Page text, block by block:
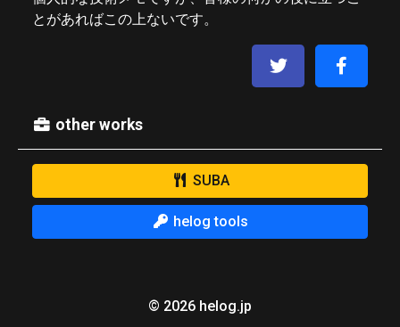
とがあればこの上ないです。
other works
SUBA
helog tools
© 2026 helog.jp